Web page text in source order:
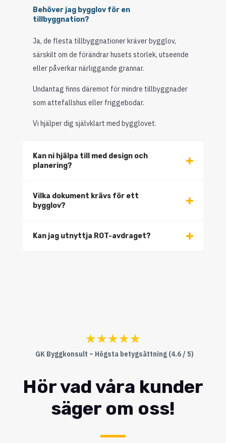
Behöver jag bygglov för en
tillbyggnation?
Ja, de flesta tillbyggnationer kräver bygglov,
särskilt om de förändrar husets storlek, utseende
eller påverkar närliggande grannar.
Undantag finns däremot för mindre tillbyggnader
som attefallshus eller friggebodar.
Vi hjälper dig självklart med bygglovet.
Kan ni hjälpa till med design och
planering?
Vilka dokument krävs för ett
bygglov?
Kan jag utnyttja ROT-avdraget?
☆☆☆☆☆
GK Byggkonsult – Högsta betygsättning (4.6 / 5)
Hör vad våra kunder
säger om oss!